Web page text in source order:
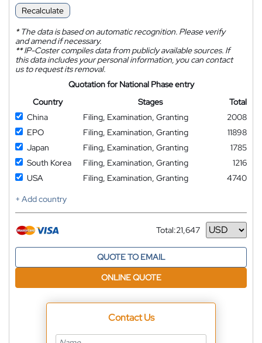
Recalculate
*The data is based on automatic recognition. Please verify
and amend if necessary.
**IP-Coster compiles data from publicly available sources. If
this data includes your personal information, you can contact
us to request its removal.
Quotation for National Phase entry
Country
Stages
Total
China
Filing, Examination, Granting
2008
EPO
Filing, Examination, Granting
11898
Japan
Filing, Examination, Granting
1785
South Korea
Filing, Examination, Granting
1216
USA
Filing, Examination, Granting
4740
+ Add country
Total:21,647
Currency
QUOTE TO EMAIL
ONLINE QUOTE
Contact Us